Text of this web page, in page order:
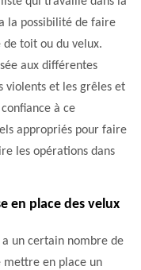
la possibilité de faire
toit ou du velux.
aux différentes
violents et les grêles et
à ce
appropriés pour faire
les opérations dans
en place des velux
a un certain nombre de
mettre en place un